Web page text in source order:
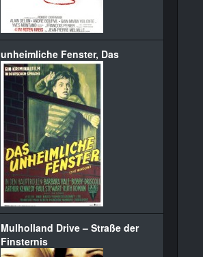
unheimliche Fenster, Das
Mulholland Drive – Straße der
Finsternis